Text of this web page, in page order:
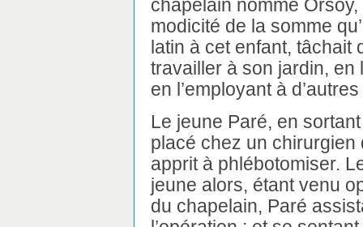
chapelain nommé
modicité de la somme
latin à cet enfant, tâchait
travailler à son jardin, en
en l’employant à
Le jeune Paré, en
placé chez un chirurgien
apprit à phlébotomiser.
jeune alors, étant venu
du chapelain, Paré